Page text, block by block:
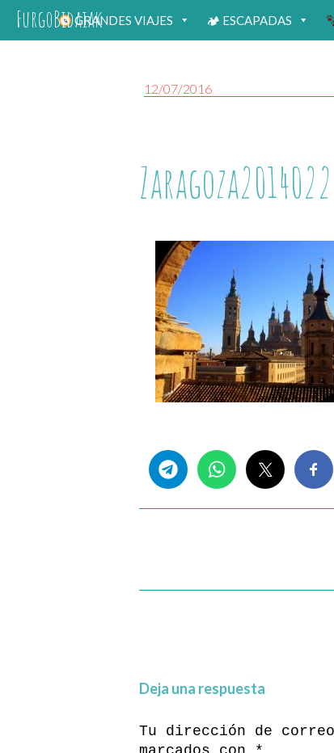
FurgoBidaiakGRANDES VIAJES 🏕 ESCAPADAS
12/07/2016
Zaragoza2014022
Deja una respuesta
Tu dirección de